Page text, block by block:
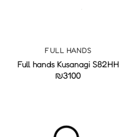
FULL HANDS
Full hands Kusanagi S82HH
₪3100